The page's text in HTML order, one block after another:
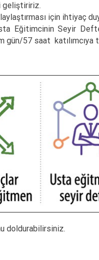
geliştiririz.
için ihtiyaç
Eğitimcinin Seyir
gün/57 saat katılımcıya
doldurabilirsiniz.